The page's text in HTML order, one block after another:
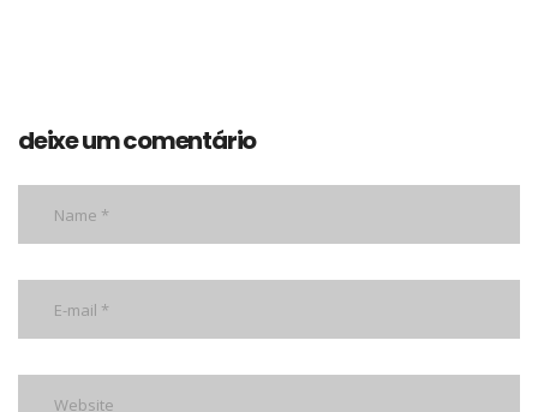
deixe um comentário